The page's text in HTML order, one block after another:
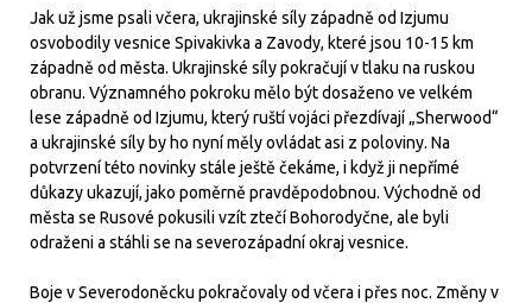
Jak už jsme psali včera, ukrajinské síly západně od Izjumu
osvobodily vesnice Spivakivka a Zavody, které jsou 10-15 km
západně od města. Ukrajinské síly pokračují v tlaku na ruskou
obranu. Významného pokroku mělo být dosaženo ve velkém
lese západně od Izjumu, který ruští vojáci přezdívají „Sherwood“
a ukrajinské síly by ho nyní měly ovládat asi z poloviny. Na
potvrzení této novinky stále ještě čekáme, i když ji nepřímé
důkazy ukazují, jako poměrně pravděpodobnou. Východně od
města se Rusové pokusili vzít ztečí Bohorodyčne, ale byli
odraženi a stáhli se na severozápadní okraj vesnice.
Boje v Severodoněcku pokračovaly od včera i přes noc. Změny v